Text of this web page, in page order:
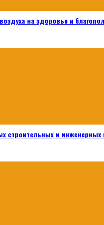
на здоровье и
строительных и